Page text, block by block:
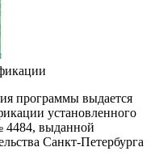
программы выдается
установленного
4484, выданной
Санкт-Петербурга